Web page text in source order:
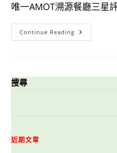
唯一AMOT溯源餐廳三星
Continue Reading 【宅
配
盒
搜尋
近期文章